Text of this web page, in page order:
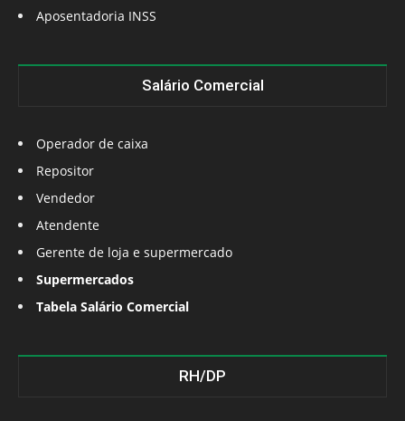
Aposentadoria INSS
Salário Comercial
Operador de caixa
Repositor
Vendedor
Atendente
Gerente de loja e supermercado
Supermercados
Tabela Salário Comercial
RH/DP